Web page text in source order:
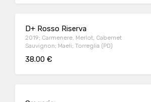
D+ Rosso Riserva
2019; Carmenere, Merlot, Cabernet
Sauvignon; Maeli; Torreglia (PD)
38.00 €